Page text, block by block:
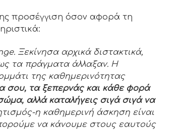
προσέγγιση όσον αφορά τη
Ξεκίνησα αρχικά διστακτικά,
τα πράγματα άλλαξαν. Η
της καθημερινότητας
σου, τα ξεπερνάς και κάθε φορά
αλλά καταλήγεις σιγά σιγά να
η καθημερινή άσκηση είναι
να κάνουμε στους εαυτούς